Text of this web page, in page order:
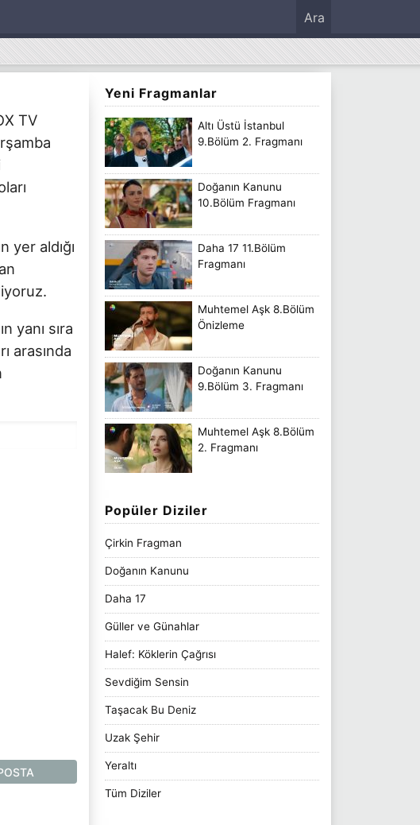
Ara
TV
yer aldığı
yanı sıra
arasında
Yeni Fragmanlar
Altı Üstü İstanbul
9.Bölüm 2. Fragmanı
Doğanın Kanunu
10.Bölüm Fragmanı
Daha 17 11.Bölüm
Fragmanı
Muhtemel Aşk 8.Bölüm
Önizleme
Doğanın Kanunu
9.Bölüm 3. Fragmanı
Muhtemel Aşk 8.Bölüm
2. Fragmanı
Popüler Diziler
Çirkin Fragman
Doğanın Kanunu
Daha 17
Güller ve Günahlar
Halef: Köklerin Çağrısı
Sevdiğim Sensin
Taşacak Bu Deniz
Uzak Şehir
Yeraltı
Tüm Diziler